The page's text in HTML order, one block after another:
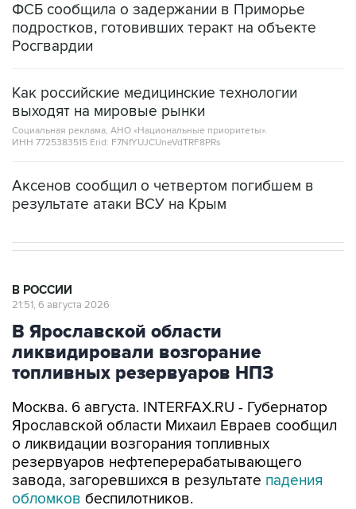
ФСБ сообщила о задержании в Приморье
подростков, готовивших теракт на объекте
Росгвардии
Как российские медицинские технологии
выходят на мировые рынки
Социальная реклама, АНО «Национальные приоритеты».
ИНН 7725383515 Erid: F7NfYUJCUneVdTRF8PRs
Аксенов сообщил о четвертом погибшем в
результате атаки ВСУ на Крым
В РОССИИ
21:51, 6 августа 2026
В Ярославской области
ликвидировали возгорание
топливных резервуаров НПЗ
Москва. 6 августа. INTERFAX.RU - Губернатор
Ярославской области Михаил Евраев сообщил
о ликвидации возгорания топливных
резервуаров нефтеперерабатывающего
завода, загоревшихся в результате падения
обломков беспилотников.